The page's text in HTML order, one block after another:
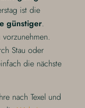
ist die
günstiger.
vorzunehmen.
Stau oder
die nächste
nach Texel und